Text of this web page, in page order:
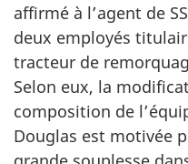
affirmé à l’agent de
deux employés
tracteur de
Selon eux, la
composition de
Douglas est motivée